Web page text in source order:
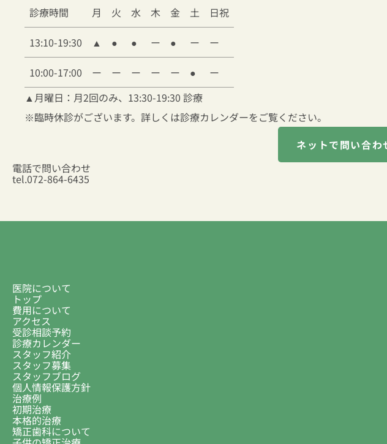
診療時間
月 火 水 木 金 土 日祝
13:10-19:30 ▲ ● ● ー ● ー ー
10:00-17:00 ー ー ー ー ー ●
ー
▲月曜日：月2回のみ、13:30-19:30 診療
※臨時休診がございます。詳しくは診療カレンダーをご覧ください。
ネットで問い合わ
電話で問い合わせ
tel.072-864-6435
医院について
トップ
費用について
アクセス
受診相談予約
診療カレンダー
スタッフ紹介
スタッフ募集
スタッフブログ
個人情報保護方針
治療例
初期治療
本格的治療
矯正歯科について